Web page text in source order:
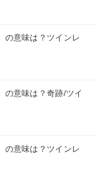
の意味は？ツインレ
の意味は？奇跡/ツイ
の意味は？ツインレ